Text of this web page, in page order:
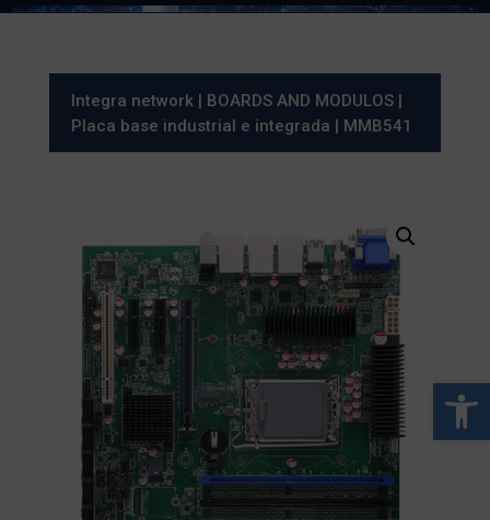
Abrir
Integra network| BOARDS AND MODULOS|
Placa base industrial e integrada | MMB541